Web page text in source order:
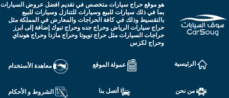
هو موقع حراج سيارات متخصص في تقديم افضل عروض السيارات
بما في ذلك سيارات للبيع وسيارات للتنازل وسيارات للبيع
بالتقسيط وذلك في كافة الحراجات والمعارض في المملكة مثل
حراج سيارات الرياض وحراج جده وحراج تبوك إضافة إلى ابرز
حراجات السيارات مثل حراج تويوتا وحراج مازدا وحراج هونداي
وحراج لكزس
معاهدة الأستخدام عمولة الموقع
من نحن